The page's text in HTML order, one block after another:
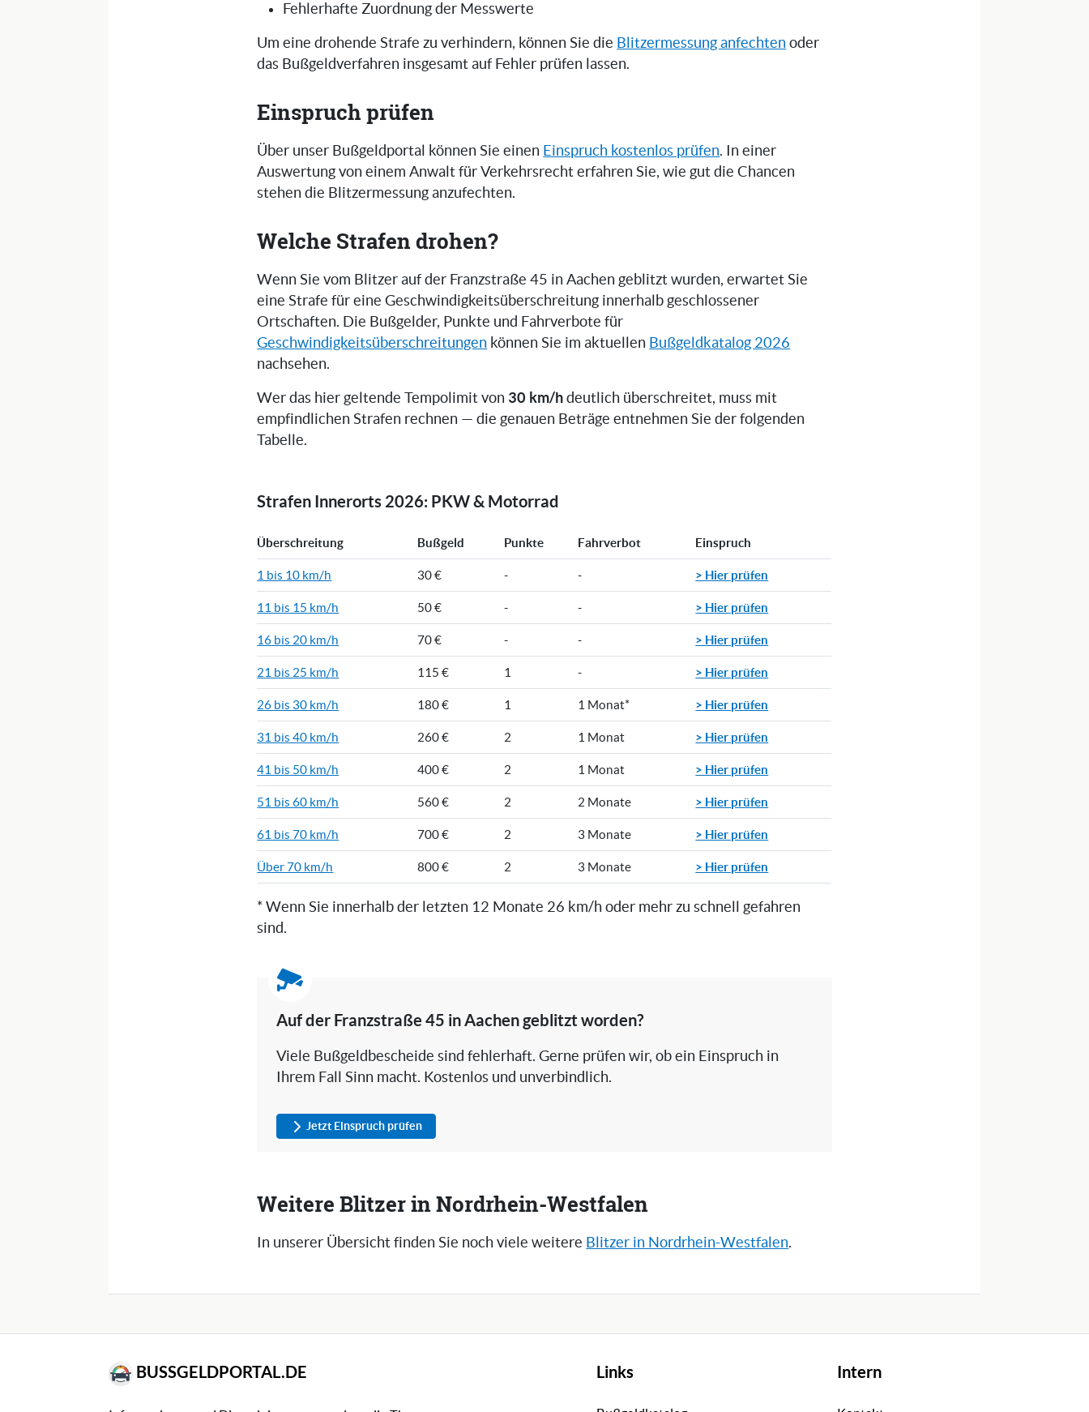
Fehlerhafte Zuordnung der Messwerte
Um eine drohende Strafe zu verhindern, können Sie die Blitzermessung anfechten oder
das Bußgeldverfahren insgesamt auf Fehler prüfen lassen.
Einspruch prüfen
Über unser Bußgeldportal können Sie einen Einspruch kostenlos prüfen. In einer
Auswertung von einem Anwalt für Verkehrsrecht erfahren Sie, wie gut die Chancen
stehen die Blitzermessung anzufechten.
Welche Strafen drohen?
Wenn Sie vom Blitzer auf der Franzstraße 45 in Aachen geblitzt wurden, erwartet Sie
eine Strafe für eine Geschwindigkeitsüberschreitung innerhalb geschlossener
Ortschaften. Die Bußgelder, Punkte und Fahrverbote für
Geschwindigkeitsüberschreitungen können Sie im aktuellen Bußgeldkatalog 2026
nachsehen.
Wer das hier geltende Tempolimit von 30 km/h deutlich überschreitet, muss mit
empfindlichen Strafen rechnen — die genauen Beträge entnehmen Sie der folgenden
Tabelle.
Strafen Innerorts 2026: PKW & Motorrad
Überschreitung Bußgeld Punkte Fahrverbot Einspruch
1 bis 10 km/h 30 € - - > Hier prüfen
11 bis 15 km/h 50 € - - > Hier prüfen
16 bis 20 km/h 70 € - - > Hier prüfen
21 bis 25 km/h 115 € 1 - > Hier prüfen
26 bis 30 km/h 180 € 1 1 Monat* > Hier prüfen
31 bis 40 km/h 260 € 2 1 Monat > Hier prüfen
41 bis 50 km/h 400 € 2 1 Monat > Hier prüfen
51 bis 60 km/h 560 € 2 2 Monate > Hier prüfen
61 bis 70 km/h 700 € 2 3 Monate > Hier prüfen
Über 70 km/h 800 € 2 3 Monate > Hier prüfen
* Wenn Sie innerhalb der letzten 12 Monate 26 km/h oder mehr zu schnell gefahren
sind.
Auf der Franzstraße 45 in Aachen geblitzt worden?
Viele Bußgeldbescheide sind fehlerhaft. Gerne prüfen wir, ob ein Einspruch in
Ihrem Fall Sinn macht. Kostenlos und unverbindlich.
Jetzt Einspruch prüfen
Weitere Blitzer in Nordrhein-Westfalen
In unserer Übersicht finden Sie noch viele weitere Blitzer in Nordrhein-Westfalen.
BUSSGELDPORTAL.DE Links Intern